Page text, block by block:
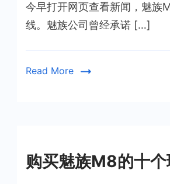
今早打开网页查看新闻，魅族
线。魅族公司曾经承诺 […]
Read More
购买魅族M8的十个